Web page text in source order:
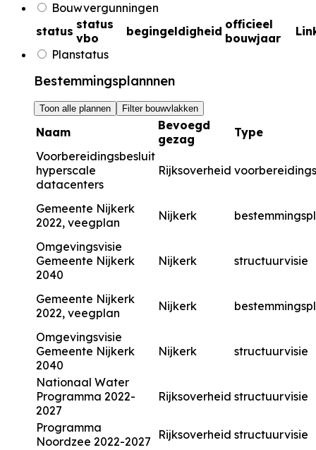
Bouwvergunningen
status status
vbo
begingeldigheid officieel
bouwjaar
Planstatus
Bestemmingsplannnen
Toon alle plannen Filter bouwvlakken
Naam
Bevoegd
gezag
Type
Voorbereidingsbesluit
hyperscale
datacenters
Rijksoverheid
Gemeente Nijkerk
2022, veegplan
Nijkerk
Omgevingsvisie
Gemeente Nijkerk
2040
Nijkerk structuurvisie
Gemeente Nijkerk
2022, veegplan
Nijkerk
Omgevingsvisie
Gemeente Nijkerk
2040
Nijkerk structuurvisie
Nationaal Water
Programma 2022-
2027
Rijksoverheid structuurvisie
Programma
Noordzee 2022-2027
Rijksoverheid structuurvisie